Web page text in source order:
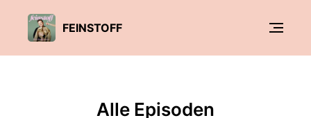
FEINSTOFF
Alle Episoden